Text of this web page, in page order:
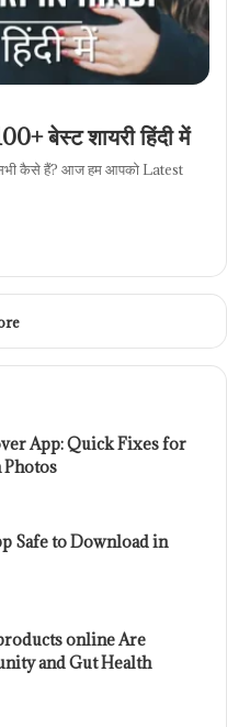
बेस्ट शायरी हिंदी में
कैसे हैं? आज हम आपको Latest
App: Quick Fixes for
Safe to Download in
online Are
and Gut Health